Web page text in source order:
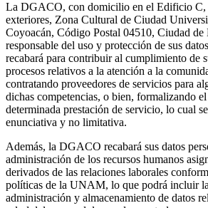
La DGACO, con domicilio en el Edificio C,
exteriores, Zona Cultural de Ciudad
Coyoacán, Código Postal 04510, Ciudad de
responsable del uso y protección de sus
recabará para contribuir al cumplimiento de
procesos relativos a la atención a la
contratando proveedores de servicios para
dichas competencias, o bien, formalizando
determinada prestación de servicio, lo cual
enunciativa y no limitativa.
Además, la DGACO recabará sus datos
administración de los recursos humanos
derivados de las relaciones laborales
políticas de la UNAM, lo que podrá incluir
administración y almacenamiento de datos